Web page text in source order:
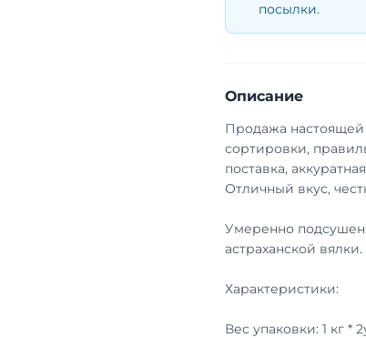
посылки.
Описание
Продажа настоящей
сортировки,
поставка,
Отличный вкус,
Умеренно
астраханской
Характеристики:
Вес упаковки: 1 кг *